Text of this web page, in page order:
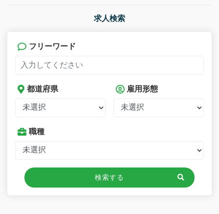
求人検索
フリーワード
都道府県 雇用形態
職種
検索する